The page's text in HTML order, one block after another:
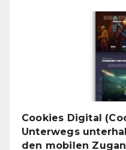
Cookies Digital
Unterwegs
den mobilen